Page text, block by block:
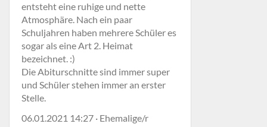
entsteht eine ruhige und nette
Atmosphäre. Nach ein paar
Schuljahren haben mehrere Schüler es
sogar als eine Art 2. Heimat
bezeichnet. :)
Die Abiturschnitte sind immer super
und Schüler stehen immer an erster
Stelle.
06.01.2021 14:27 · Ehemalige/r